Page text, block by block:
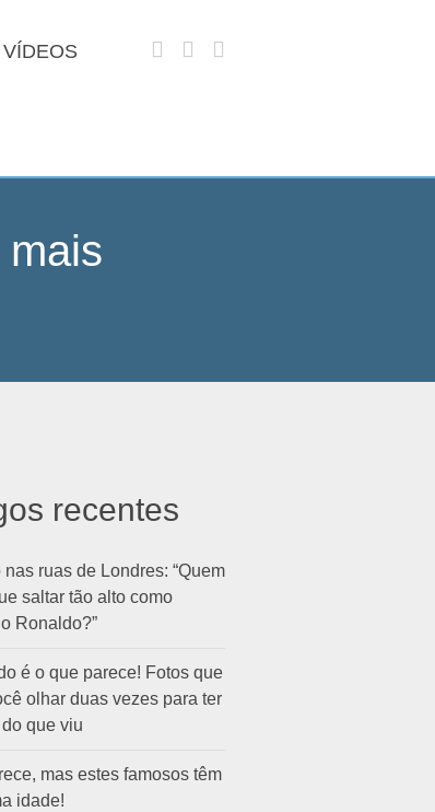
VÍDEOS
recentes
nas ruas de Londres: “Quem
saltar tão alto como
Ronaldo?”
é o que parece! Fotos que
olhar duas vezes para ter
que viu
mas estes famosos têm
idade!